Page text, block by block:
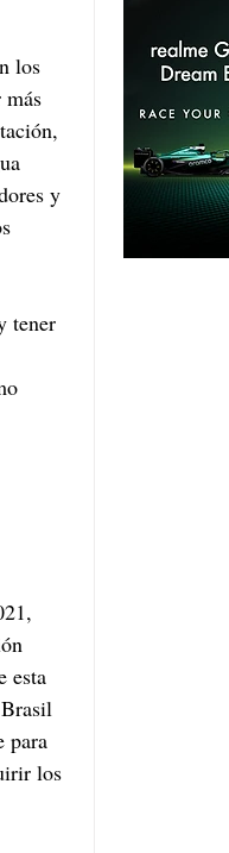
los
y
tener
esta
para
los